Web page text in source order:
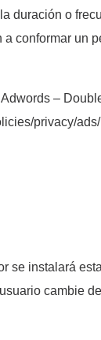
duración o
conformar un
–
privacy/
se instalará
cambie